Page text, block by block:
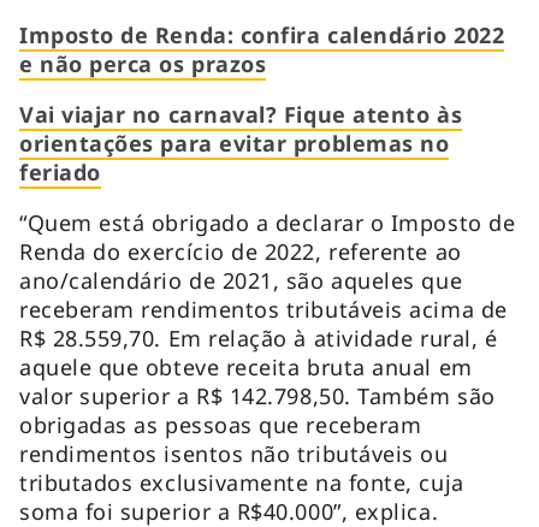
Imposto de Renda: confira calendário 2022
e não perca os prazos
Vai viajar no carnaval? Fique atento às
orientações para evitar problemas no
feriado
“Quem está obrigado a declarar o Imposto de
Renda do exercício de 2022, referente ao
ano/calendário de 2021, são aqueles que
receberam rendimentos tributáveis acima de
R$ 28.559,70. Em relação à atividade rural, é
aquele que obteve receita bruta anual em
valor superior a R$ 142.798,50. Também são
obrigadas as pessoas que receberam
rendimentos isentos não tributáveis ou
tributados exclusivamente na fonte, cuja
soma foi superior a R$40.000”, explica.